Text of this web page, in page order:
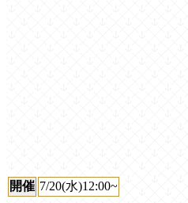
開催 7/20(水)12:00~